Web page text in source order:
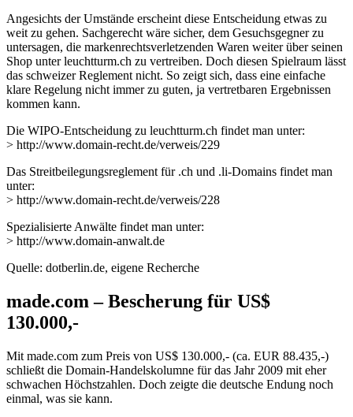
Angesichts der Umstände erscheint diese Entscheidung etwas zu
weit zu gehen. Sachgerecht wäre sicher, dem Gesuchsgegner zu
untersagen, die markenrechtsverletzenden Waren weiter über seinen
Shop unter leuchtturm.ch zu vertreiben. Doch diesen Spielraum lässt
das schweizer Reglement nicht. So zeigt sich, dass eine einfache
klare Regelung nicht immer zu guten, ja vertretbaren Ergebnissen
kommen kann.
Die WIPO-Entscheidung zu leuchtturm.ch findet man unter:
> http://www.domain-recht.de/verweis/229
Das Streitbeilegungsreglement für .ch und .li-Domains findet man
unter:
> http://www.domain-recht.de/verweis/228
Spezialisierte Anwälte findet man unter:
> http://www.domain-anwalt.de
Quelle: dotberlin.de, eigene Recherche
made.com – Bescherung für US$
130.000,-
Mit made.com zum Preis von US$ 130.000,- (ca. EUR 88.435,-)
schließt die Domain-Handelskolumne für das Jahr 2009 mit eher
schwachen Höchstzahlen. Doch zeigte die deutsche Endung noch
einmal, was sie kann.